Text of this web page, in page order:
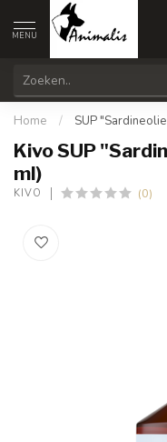
MENU
Home / SUP
Kivo SUP
ml)
KIVO (0)